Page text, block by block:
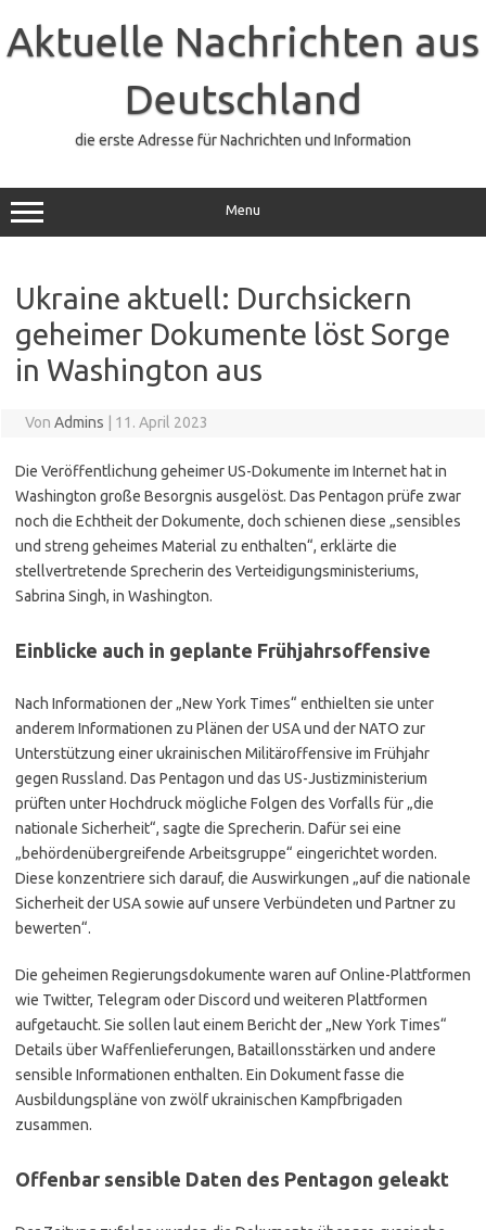
springen
Aktuelle Nachrichten aus
Deutschland
die erste Adresse für Nachrichten und Information
Menu
Ukraine aktuell: Durchsickern
geheimer Dokumente löst Sorge
in Washington aus
Von Admins 11. April 2023
Die Veröffentlichung geheimer US-Dokumente im Internet hat in
Washington große Besorgnis ausgelöst. Das Pentagon prüfe zwar
noch die Echtheit der Dokumente, doch schienen diese „sensibles
und streng geheimes Material zu enthalten“, erklärte die
stellvertretende Sprecherin des Verteidigungsministeriums,
Sabrina Singh, in Washington.
Einblicke auch in geplante Frühjahrsoffensive
Nach Informationen der „New York Times“ enthielten sie unter
anderem Informationen zu Plänen der USA und der NATO zur
Unterstützung einer ukrainischen Militäroffensive im Frühjahr
gegen Russland. Das Pentagon und das US-Justizministerium
prüften unter Hochdruck mögliche Folgen des Vorfalls für „die
nationale Sicherheit“, sagte die Sprecherin. Dafür sei eine
„behördenübergreifende Arbeitsgruppe“ eingerichtet worden.
Diese konzentriere sich darauf, die Auswirkungen „auf die nationale
Sicherheit der USA sowie auf unsere Verbündeten und Partner zu
bewerten“.
Die geheimen Regierungsdokumente waren auf Online-Plattformen
wie Twitter, Telegram oder Discord und weiteren Plattformen
aufgetaucht. Sie sollen laut einem Bericht der „New York Times“
Details über Waffenlieferungen, Bataillonsstärken und andere
sensible Informationen enthalten. Ein Dokument fasse die
Ausbildungspläne von zwölf ukrainischen Kampfbrigaden
zusammen.
Offenbar sensible Daten des Pentagon geleakt